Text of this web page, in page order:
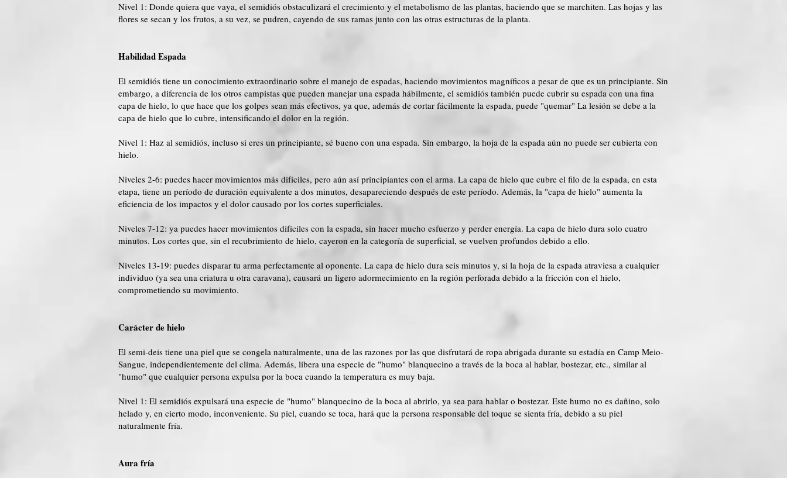
Nivel 1: Donde quiera que vaya, el semidiós obstaculizará el crecimiento y el metabolismo de las plantas, haciendo que se marchiten. Las hojas y las
flores se secan y los frutos, a su vez, se pudren, cayendo de sus ramas junto con las otras estructuras de la planta.
Habilidad Espada
El semidiós tiene un conocimiento extraordinario sobre el manejo de espadas, haciendo movimientos magníficos a pesar de que es un principiante. Sin
embargo, a diferencia de los otros campistas que pueden manejar una espada hábilmente, el semidiós también puede cubrir su espada con una fina
capa de hielo, lo que hace que los golpes sean más efectivos, ya que, además de cortar fácilmente la espada, puede "quemar" La lesión se debe a la
capa de hielo que lo cubre, intensificando el dolor en la región.
Nivel 1: Haz al semidiós, incluso si eres un principiante, sé bueno con una espada. Sin embargo, la hoja de la espada aún no puede ser cubierta con
hielo.
Niveles 2-6: puedes hacer movimientos más difíciles, pero aún así principiantes con el arma. La capa de hielo que cubre el filo de la espada, en esta
etapa, tiene un período de duración equivalente a dos minutos, desapareciendo después de este período. Además, la "capa de hielo" aumenta la
eficiencia de los impactos y el dolor causado por los cortes superficiales.
Niveles 7-12: ya puedes hacer movimientos difíciles con la espada, sin hacer mucho esfuerzo y perder energía. La capa de hielo dura solo cuatro
minutos. Los cortes que, sin el recubrimiento de hielo, cayeron en la categoría de superficial, se vuelven profundos debido a ello.
Niveles 13-19: puedes disparar tu arma perfectamente al oponente. La capa de hielo dura seis minutos y, si la hoja de la espada atraviesa a cualquier
individuo (ya sea una criatura u otra caravana), causará un ligero adormecimiento en la región perforada debido a la fricción con el hielo,
comprometiendo su movimiento.
Carácter de hielo
El semi-deis tiene una piel que se congela naturalmente, una de las razones por las que disfrutará de ropa abrigada durante su estadía en Camp Meio-
Sangue, independientemente del clima. Además, libera una especie de "humo" blanquecino a través de la boca al hablar, bostezar, etc., similar al
"humo" que cualquier persona expulsa por la boca cuando la temperatura es muy baja.
Nivel 1: El semidiós expulsará una especie de "humo" blanquecino de la boca al abrirlo, ya sea para hablar o bostezar. Este humo no es dañino, solo
helado y, en cierto modo, inconveniente. Su piel, cuando se toca, hará que la persona responsable del toque se sienta fría, debido a su piel
naturalmente fría.
Aura fría